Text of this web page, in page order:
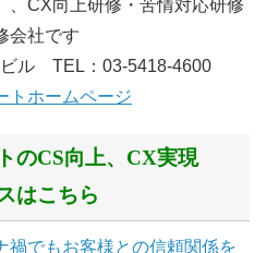
、CX向上研修・苦情対応研修
会社です
ル TEL：03-5418-4600
トホームページ
のCS向上、CX実現
はこちら
禍でもお客様との信頼関係を